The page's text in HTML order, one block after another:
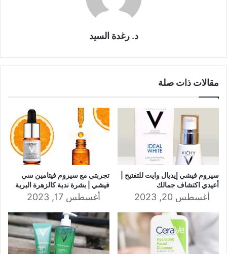
د. رغدة السيد
مقالات ذات صلة
سيروم فيشي إيديال وايت للتفتيح |
أعيدي اكتشاف جمالك
أغسطس 20, 2023
تجربتي مع سيروم فيتامين سي
فيشي | بشرة ندية كالزهرة البرية
أغسطس 17, 2023